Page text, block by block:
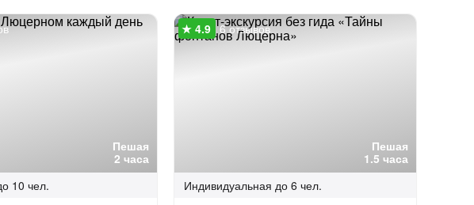
Пешая
2 часа
10 чел.
Пешая
1.5 часа
6 отзывов
Индивидуальная до 6 чел.